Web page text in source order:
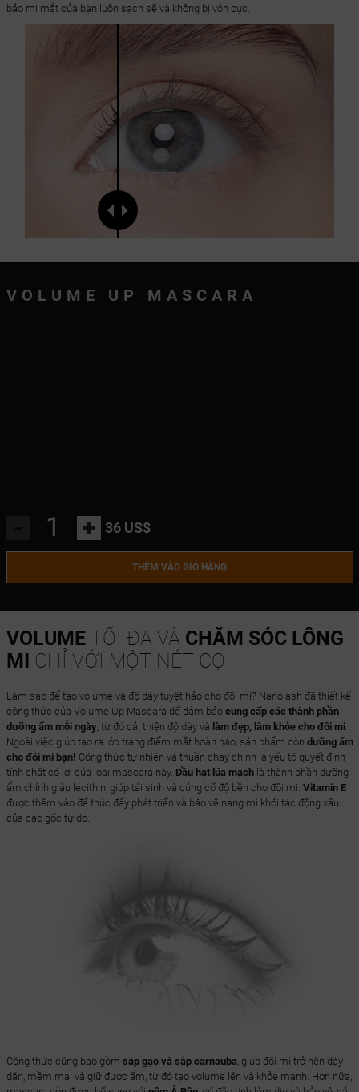
bảo mi mắt của bạn luôn sạch sẽ và không bị vón cục.
VOLUME UP MASCARA
+ 36 US$
THÊM VÀO GIỎ HÀNG
VOLUMETỐI ĐA VÀ CHĂM SÓC LÔNG
MI CHỈ VỚI MỘT NÉT CỌ
Làm sao để tạo volume và độ dày tuyệt hảo cho đôi mi? Nanolash đã thiết kế
công thức của Volume Up Mascara để đảm bảo cung cấp các thành phần
dưỡng ẩm mỗi ngày, từ đó cải thiện độ dày và làm đẹp, làm khỏe cho đôi mi.
Ngoài việc giúp tạo ra lớp trang điểm mắt hoàn hảo, sản phẩm còn dưỡng ẩm
cho đôi mi bạn! Công thức tự nhiên và thuần chay chính là yếu tố quyết định
tính chất có lợi của loại mascara này. Dầu hạt lúa mạchlà thành phần dưỡng
ẩm chính giàu lecithin, giúp tái sinh và củng cố độ bền cho đôi mi. Vitamin E
được thêm vào để thúc đẩy phát triển và bảo vệ nang mi khỏi tác động xấu
của các gốc tự do.
Công thức cũng bao gồm sáp gạo và sáp carnauba, giúp đôi mi trở nên dày
dặn, mềm mại và giữ được ẩm, từ đó tạo volume lên và khỏe mạnh. Hơn nữa,